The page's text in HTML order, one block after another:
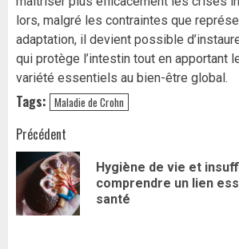
lors, malgré les contraintes que
adaptation, il devient possible
qui protège l’intestin tout en apportant
variété essentiels au bien-être global.
Tags: Maladie de Crohn
Navigation
d’article
Précédent
Hygiène de vie et
comprendre un lien
santé